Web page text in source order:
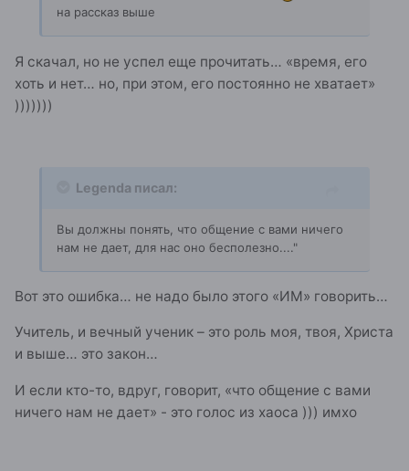
на рассказ выше
Я скачал, но не успел еще прочитать… «время, его
хоть и нет… но, при этом, его постоянно не хватает»
)))))))
Legenda писал:
Вы должны понять, что общение с вами ничего
нам не дает, для нас оно бесполезно...."
Вот это ошибка… не надо было этого «ИМ» говорить…
Учитель, и вечный ученик – это роль моя, твоя, Христа
и выше… это закон…
И если кто-то, вдруг, говорит, «что общение с вами
ничего нам не дает» - это голос из хаоса ))) имхо